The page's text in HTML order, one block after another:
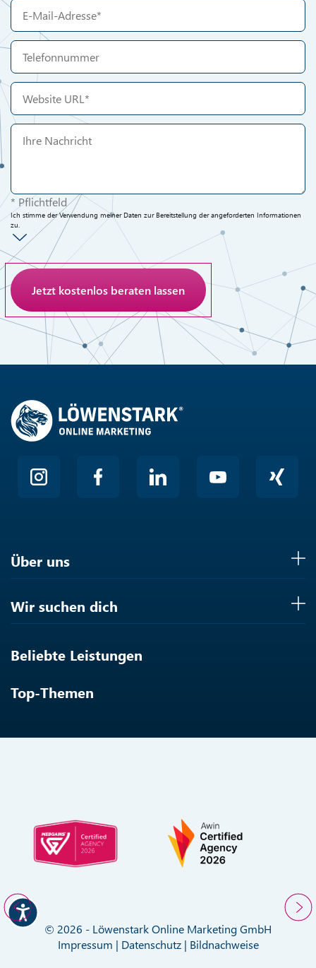
* Pflichtfeld
Ich stimme der Verwendung meiner Daten zur Bereitstellung der angeforderten Informationen
zu.
Anti-Roboter-Verifizierung
Hier klicken
Über uns
Wir suchen dich
Beliebte Leistungen
Top-Themen
© 2026 - Löwenstark Online Marketing GmbH
Impressum | Datenschutz| Bildnachweise